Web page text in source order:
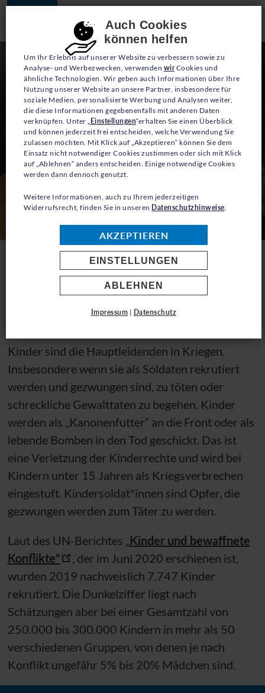
Consent-Einstellungen
Auch Cookies
können helfen
Um Ihr Erlebnis auf unserer Website zu verbessern sowie zu
Analyse- und Werbezwecken, verwenden wirCookies und
ähnliche Technologien. Wir geben auch Informationen über Ihre
Nutzung unserer Website an unsere Partner, insbesondere für
soziale Medien, personalisierte Werbung und Analysen weiter,
die diese Informationen gegebenenfalls mit anderen Daten
verknüpfen. Unter „ Einstellungen“erhalten Sie einen Überblick
und können jederzeit frei entscheiden, welche Verwendung Sie
zulassen möchten. Mit Klick auf „Akzeptieren“ können Sie dem
Einsatz nicht notwendiger Cookies zustimmen oder sich mit Klick
auf „Ablehnen“ anders entscheiden. Einige notwendige Cookies
werden dann dennoch genutzt.
Weitere Informationen, auch zu Ihrem jederzeitigen
Widerrufsrecht, finden Sie in unseren Datenschutzhinweise.
AKZEPTIEREN
EINSTELLUNGEN
ABLEHNEN
Impressum | Datenschutz
JETZT SPENDEN
Kindersoldaten
Kinder sind die Hauptleidenden in Kriegen.
Insbesondere wenn sie als Soldaten rekrutiert
werden und gezwungen sind, zu töten oder
schreckliche Gewalttaten zu begehen. Kinder
werden als „Kanonenfutter“ an die Front oder als
lebende Bomben in den Tod geschickt. Das ist
eine Verletzung der Kinderrechte und wird bei
Kindern unter 15 Jahren als Kriegsverbrechen
eingestuft. Kindersoldat*innen sind Opfer, die
gezwungen werden zum Täter zu werden.
Laut des UN-Berichtes „ Kinder und bewaffnete
Konflikte“
, der im Juni 2020 erschienen ist,
wurden 2019 nachweislich 7.747 Kinder
rekrutiert. Die Dunkelziffer liegt nach
Schätzungen aber bei einer Gesamtzahl von
250.000 bis 300.000 Kindern in mehr als 50
verschiedenen Gruppen, von denen je nach
Konflikt ungefähr 5% bis 20% Mädchen sind.